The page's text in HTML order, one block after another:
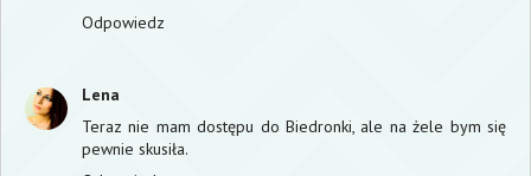
Odpowiedz
Lena
Teraz nie mam dostępu do Biedronki, ale na żele bym się
pewnie skusiła.